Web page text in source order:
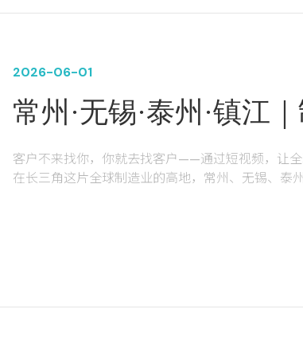
2026-06-01
常州·无锡·泰州·镇江
须找“懂行”的服务商
客户不来找你，你就去找客户——通过短视频，让全
在长三角这片全球制造业的高地，常州、无锡、泰
页、B2B平台找订单的“传统时代”，大步迈入了以
我们深知，在这个时代，中小企业缺曝光、缺订单